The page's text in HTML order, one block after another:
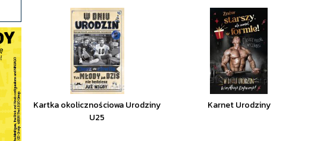
Kartka okolicznościowa Urodziny
U25
Karnet Urodziny